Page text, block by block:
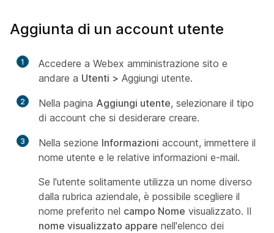
Aggiunta di un account utente
1
Accedere a Webex amministrazione sito e
andare a Utenti > Aggiungi utente.
2 Nella pagina Aggiungi utente, selezionare il tipo
di account che si desiderare creare.
3 Nella sezione Informazioni account, immettere il
nome utente e le relative informazioni e-mail.
Se l'utente solitamente utilizza un nome diverso
dalla rubrica aziendale, è possibile scegliere il
nome preferito nel campo Nome visualizzato. Il
nome visualizzato appare nell'elenco dei